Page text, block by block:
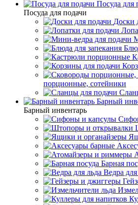
Посуда для
Посуда для подачи
Доски
порционные, сотейники
Барный
Барный инвентарь
Барная
Ведра для